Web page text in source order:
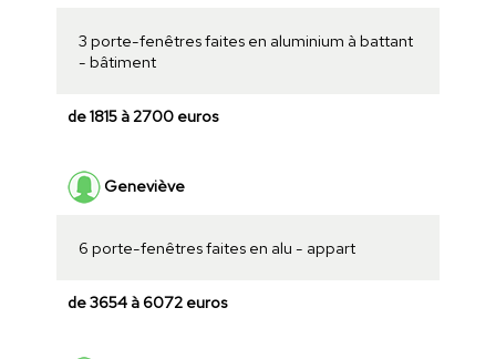
3 porte-fenêtres faites en aluminium à battant
- bâtiment
de 1815 à 2700 euros
Geneviève
6 porte-fenêtres faites en alu - appart
de 3654 à 6072 euros